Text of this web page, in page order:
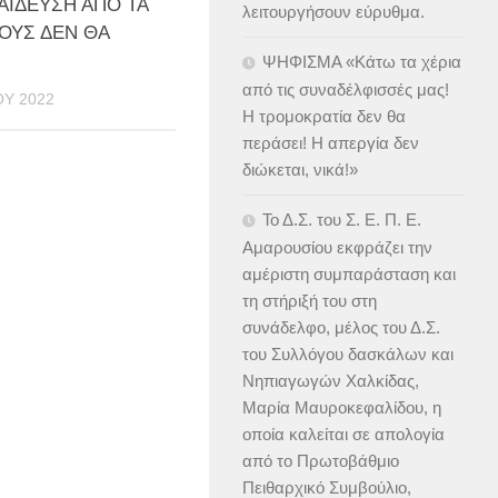
ΑΠΟ ΤΑ
ΔΕΝ ΘΑ
2022
λειτουργήσουν εύρυθμα.
ΨΗΦΙΣΜΑ «Κάτω τα χέρια
από τις συναδέλφισσές μας!
Η τρομοκρατία δεν θα
περάσει! Η απεργία δεν
διώκεται, νικά!»
Το Δ.Σ. του Σ. Ε. Π. Ε.
Αμαρουσίου εκφράζει την
αμέριστη συμπαράσταση και
τη στήριξή του στη
συνάδελφο, μέλος του Δ.Σ.
του Συλλόγου δασκάλων και
Νηπιαγωγών Χαλκίδας,
Μαρία Μαυροκεφαλίδου, η
οποία καλείται σε απολογία
από το Πρωτοβάθμιο
Πειθαρχικό Συμβούλιο,